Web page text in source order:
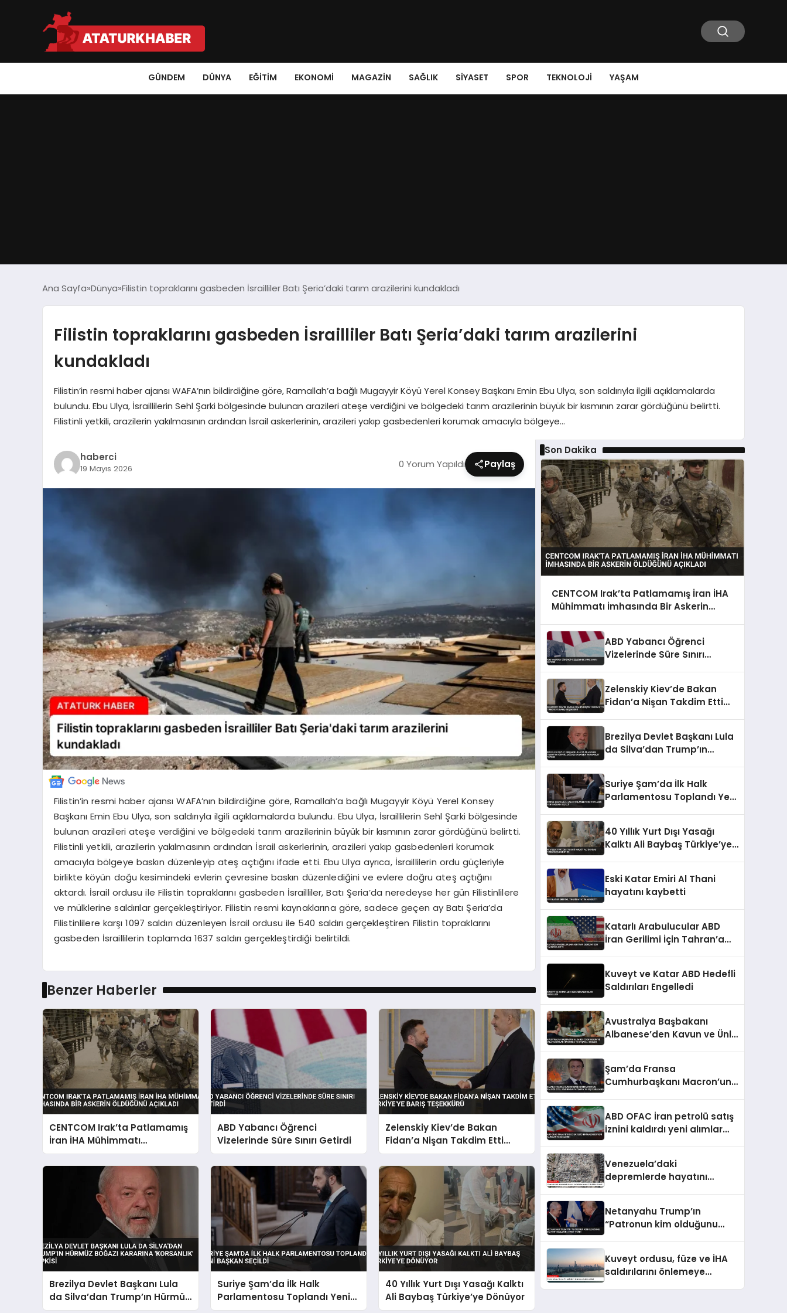
GÜNDEM DÜNYA EĞITIM EKONOMI MAGAZIN SAĞLIK SIYASET SPOR TEKNOLOJI YAŞAM
Ana Sayfa Dünya Filistin topraklarını gasbeden İsrailliler Batı Şeria’daki tarım arazilerini kundakladı
Filistin topraklarını gasbeden İsrailliler Batı Şeria’daki tarım arazilerini
kundakladı
Filistin’in resmi haber ajansı WAFA’nın bildirdiğine göre, Ramallah’a bağlı Mugayyir Köyü Yerel Konsey Başkanı Emin Ebu Ulya, son saldırıyla ilgili açıklamalarda
bulundu. Ebu Ulya, İsraillilerin Sehl Şarki bölgesinde bulunan arazileri ateşe verdiğini ve bölgedeki tarım arazilerinin büyük bir kısmının zarar gördüğünü belirtti.
Filistinli yetkili, arazilerin yakılmasının ardından İsrail askerlerinin, arazileri yakıp gasbedenleri korumak amacıyla bölgeye…
haberci
19 Mayıs 2026 0 Yorum Yapıldı Paylaş
Filistin’in resmi haber ajansı WAFA’nın bildirdiğine göre, Ramallah’a bağlı Mugayyir Köyü Yerel Konsey
Başkanı Emin Ebu Ulya, son saldırıyla ilgili açıklamalarda bulundu. Ebu Ulya, İsraillilerin Sehl Şarki bölgesinde
bulunan arazileri ateşe verdiğini ve bölgedeki tarım arazilerinin büyük bir kısmının zarar gördüğünü belirtti.
Filistinli yetkili, arazilerin yakılmasının ardından İsrail askerlerinin, arazileri yakıp gasbedenleri korumak
amacıyla bölgeye baskın düzenleyip ateş açtığını ifade etti. Ebu Ulya ayrıca, İsraillilerin ordu güçleriyle
birlikte köyün doğu kesimindeki evlerin çevresine baskın düzenlediğini ve evlere doğru ateş açtığını
aktardı. İsrail ordusu ile Filistin topraklarını gasbeden İsrailliler, Batı Şeria’da neredeyse her gün Filistinlilere
ve mülklerine saldırılar gerçekleştiriyor. Filistin resmi kaynaklarına göre, sadece geçen ay Batı Şeria’da
Filistinlilere karşı 1097 saldırı düzenleyen İsrail ordusu ile 540 saldırı gerçekleştiren Filistin topraklarını
gasbeden İsraillilerin toplamda 1637 saldırı gerçekleştirdiği belirtildi.
Benzer Haberler
CENTCOM Irak’ta Patlamamış
İran İHA Mühimmatı
İmhasında Bir Askerin
Öldüğünü Açıkladı
ABD Yabancı Öğrenci
Vizelerinde Süre Sınırı Getirdi
Zelenskiy Kiev’de Bakan
Fidan’a Nişan Takdim Etti
Türkiye’ye Barış Teşekkürü
Brezilya Devlet Başkanı Lula
da Silva’dan Trump’ın Hürmüz
Boğazı Kararına ‘Korsanlık’
Suriye Şam’da İlk Halk
Parlamentosu Toplandı Yeni
Başkan Seçildi
40 Yıllık Yurt Dışı Yasağı Kalktı
Ali Baybaş Türkiye’ye Dönüyor
Son Dakika
CENTCOM Irak’ta Patlamamış İran İHA
Mühimmatı İmhasında Bir Askerin
ABD Yabancı Öğrenci
Vizelerinde Süre Sınırı
Zelenskiy Kiev’de Bakan
Fidan’a Nişan Takdim Etti
Brezilya Devlet Başkanı Lula
da Silva’dan Trump’ın
Suriye Şam’da İlk Halk
Parlamentosu Toplandı Yeni
40 Yıllık Yurt Dışı Yasağı
Kalktı Ali Baybaş Türkiye’ye
Eski Katar Emiri Al Thani
hayatını kaybetti
Katarlı Arabulucular ABD
İran Gerilimi İçin Tahran’a
Kuveyt ve Katar ABD Hedefli
Saldırıları Engelledi
Avustralya Başbakanı
Albanese’den Kavun ve Ünlü
Şam’da Fransa
Cumhurbaşkanı Macron’un
ABD OFAC İran petrolü satış
iznini kaldırdı yeni alımlar
Venezuela’daki
depremlerde hayatını
Netanyahu Trump’ın
“Patronun kim olduğunu
Kuveyt ordusu, füze ve İHA
saldırılarını önlemeye